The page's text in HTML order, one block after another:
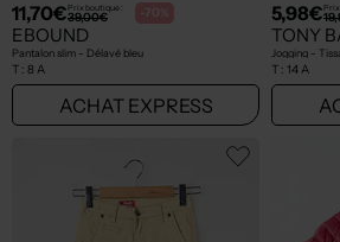
11,70€Prix boutique :
39,00€ -70%
EBOUND
Pantalon slim - Délavé bleu
T : 8 A
ACHAT EXPRESS
5,98€Prix
TONY
Jogging -
T : 14 A